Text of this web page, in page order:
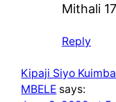
Mithali
Reply
Kipaji Siyo
MBELE says: